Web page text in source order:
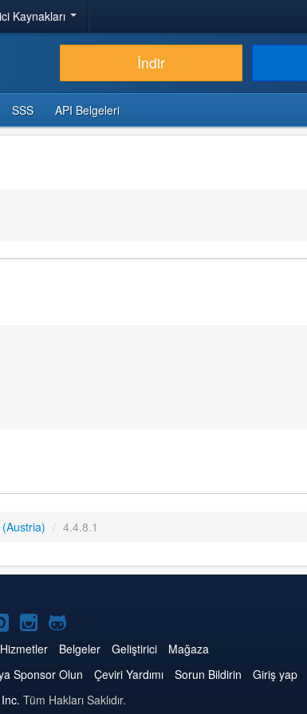
Kaynakları
İndir
SSS API Belgeleri
/ 4.4.8.1
Pinterest'de
Joomla
Instagram'da
Joomla
GitHub'da
Joomla
Hizmetler Belgeler Geliştirici
Mağaza
Sponsor Olun Çeviri Yardımı Sorun Bildirin
Giriş yap
Tüm Hakları Saklıdır.